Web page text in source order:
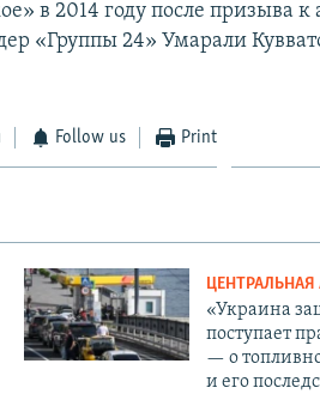
в 2014 году после призыва
«Группы 24» Умарали
Follow us Print
ЦЕНТРАЛЬНАЯ
«Украина
поступает
— о
и его